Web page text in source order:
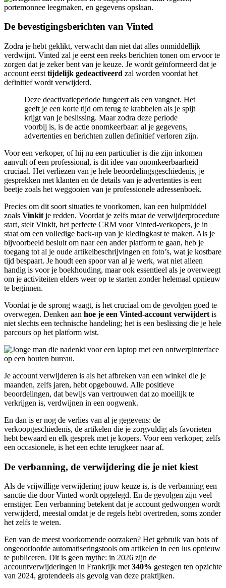
De bevestigingsberichten van Vinted
Zodra je hebt geklikt, verwacht dan niet dat alles onmiddellijk
verdwijnt. Vinted zal je eerst een reeks berichten tonen om ervoor te
zorgen dat je zeker bent van je keuze. Je wordt geïnformeerd dat je
account eerst tijdelijk gedeactiveerd zal worden voordat het
definitief wordt verwijderd.
Deze deactivatieperiode fungeert als een vangnet. Het
geeft je een korte tijd om terug te krabbelen als je spijt
krijgt van je beslissing. Maar zodra deze periode
voorbij is, is de actie onomkeerbaar: al je gegevens,
advertenties en berichten zullen definitief verloren zijn.
Voor een verkoper, of hij nu een particulier is die zijn inkomen
aanvult of een professional, is dit idee van onomkeerbaarheid
cruciaal. Het verliezen van je hele beoordelingsgeschiedenis, je
gesprekken met klanten en de details van je advertenties is een
beetje zoals het weggooien van je professionele adressenboek.
Precies om dit soort situaties te voorkomen, kan een hulpmiddel
zoals Vinkit je redden. Voordat je zelfs maar de verwijderprocedure
start, stelt Vinkit, het perfecte CRM voor Vinted-verkopers, je in
staat om een volledige back-up van je kledingkast te maken. Als je
bijvoorbeeld besluit om naar een ander platform te gaan, heb je
toegang tot al je oude artikelbeschrijvingen en foto’s, wat je kostbare
tijd bespaart. Je houdt een spoor van al je werk, wat niet alleen
handig is voor je boekhouding, maar ook essentieel als je overweegt
om je activiteiten elders weer op te starten zonder helemaal opnieuw
te beginnen.
Voordat je de sprong waagt, is het cruciaal om de gevolgen goed te
overwegen. Denken aan hoe je een Vinted-account verwijdert is
niet slechts een technische handeling; het is een beslissing die je hele
parcours op het platform wist.
Je account verwijderen is als het afbreken van een winkel die je
maanden, zelfs jaren, hebt opgebouwd. Alle positieve
beoordelingen, dat bewijs van vertrouwen dat zo moeilijk te
verkrijgen is, verdwijnen in een oogwenk.
En dan is er nog de verlies van al je gegevens: de
verkoopgeschiedenis, de artikelen die je zorgvuldig als favorieten
hebt bewaard en elk gesprek met je kopers. Voor een verkoper, zelfs
een occasionele, is het een echte terugkeer naar af.
De verbanning, de verwijdering die je niet kiest
Als de vrijwillige verwijdering jouw keuze is, is de verbanning een
sanctie die door Vinted wordt opgelegd. En de gevolgen zijn veel
ernstiger. Een verbanning betekent dat je account gedwongen wordt
verwijderd, meestal omdat je de regels hebt overtreden, soms zonder
het zelfs te weten.
Een van de meest voorkomende oorzaken? Het gebruik van bots of
ongeoorloofde automatiseringstools om artikelen in een lus opnieuw
te publiceren. Dit is geen mythe: in 2026 zijn de
accountverwijderingen in Frankrijk met340% gestegen ten opzichte
van 2024, grotendeels als gevolg van deze praktijken.